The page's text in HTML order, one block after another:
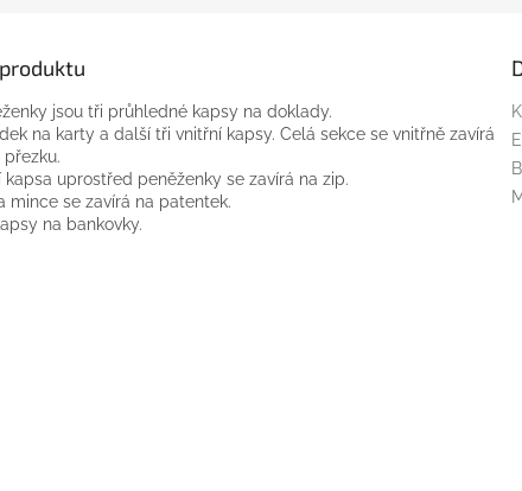
jsou tři průhledné kapsy na doklady.
na karty a další tři vnitřní kapsy. Celá sekce se vnitřně zavírá
kapsa uprostřed peněženky se zavírá na zip.
mince se zavírá na patentek.
na bankovky.